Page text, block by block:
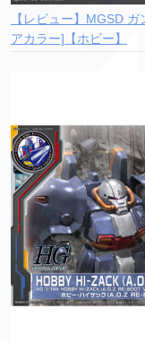
【レビュー】MGSD
アカラー]【ホビー】